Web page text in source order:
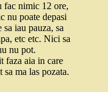
fac nimic 12 ore,
nu poate depasi
iau pauza, sa
etc etc. Nici sa
nu pot.
faza aia in care
ma las pozata.